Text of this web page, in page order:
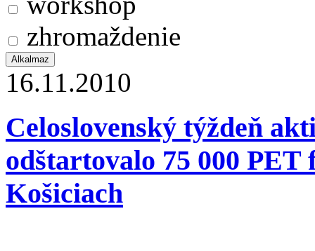
zhromaždenie
16.11.2010
Celoslovenský týždeň
odštartovalo 75 000
Košiciach